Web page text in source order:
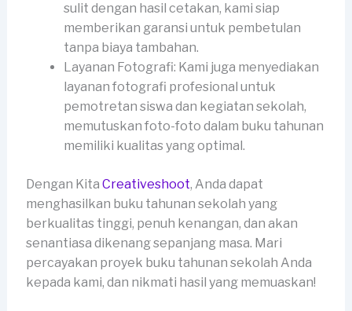
sulit dengan hasil cetakan, kami siap
memberikan garansi untuk pembetulan
tanpa biaya tambahan.
Layanan Fotografi: Kami juga menyediakan
layanan fotografi profesional untuk
pemotretan siswa dan kegiatan sekolah,
memutuskan foto-foto dalam buku tahunan
memiliki kualitas yang optimal.
Dengan Kita Creativeshoot, Anda dapat
menghasilkan buku tahunan sekolah yang
berkualitas tinggi, penuh kenangan, dan akan
senantiasa dikenang sepanjang masa. Mari
percayakan proyek buku tahunan sekolah Anda
kepada kami, dan nikmati hasil yang memuaskan!